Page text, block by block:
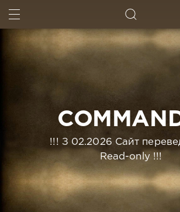
!!! З 02.2026 Сайт
Read-only !!!